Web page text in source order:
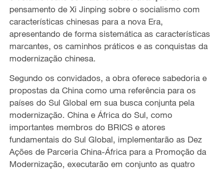
pensamento de Xi Jinping sobre o socialismo com
características chinesas para a nova Era,
apresentando de forma sistemática as características
marcantes, os caminhos práticos e as conquistas da
modernização chinesa.
Segundo os convidados, a obra oferece sabedoria e
propostas da China como uma referência para os
países do Sul Global em sua busca conjunta pela
modernização. China e África do Sul, como
importantes membros do BRICS e atores
fundamentais do Sul Global, implementarão as Dez
Ações de Parceria China-África para a Promoção da
Modernização, executarão em conjunto as quatro